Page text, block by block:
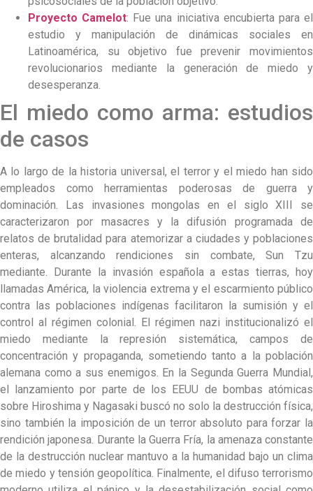
Proyecto Camelot: Fue una iniciativa encubierta para el
estudio y manipulación de dinámicas sociales en
Latinoamérica, su objetivo fue prevenir movimientos
revolucionarios mediante la generación de miedo y
desesperanza.
El miedo como arma: estudios
de casos
A lo largo de la historia universal, el terror y el miedo han sido
empleados como herramientas poderosas de guerra y
dominación. Las invasiones mongolas en el siglo XIII se
caracterizaron por masacres y la difusión programada de
relatos de brutalidad para atemorizar a ciudades y poblaciones
enteras, alcanzando rendiciones sin combate, Sun Tzu
mediante. Durante la invasión española a estas tierras, hoy
llamadas América, la violencia extrema y el escarmiento público
contra las poblaciones indígenas facilitaron la sumisión y el
control al régimen colonial. El régimen nazi institucionalizó el
miedo mediante la represión sistemática, campos de
concentración y propaganda, sometiendo tanto a la población
alemana como a sus enemigos. En la Segunda Guerra Mundial,
el lanzamiento por parte de los EEUU de bombas atómicas
sobre Hiroshima y Nagasaki buscó no solo la destrucción física,
sino también la imposición de un terror absoluto para forzar la
rendición japonesa. Durante la Guerra Fría, la amenaza constante
de la destrucción nuclear mantuvo a la humanidad bajo un clima
de miedo y tensión geopolítica. Finalmente, el difuso terrorismo